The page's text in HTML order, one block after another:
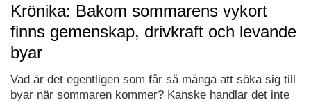
Krönika: Bakom sommarens vykort
finns gemenskap, drivkraft och levande
byar
Vad är det egentligen som får så många att söka sig till
byar när sommaren kommer? Kanske handlar det inte